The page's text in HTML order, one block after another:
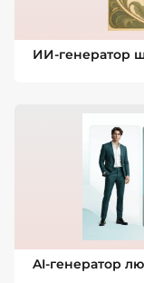
ИИ-генератор
AI-генератор